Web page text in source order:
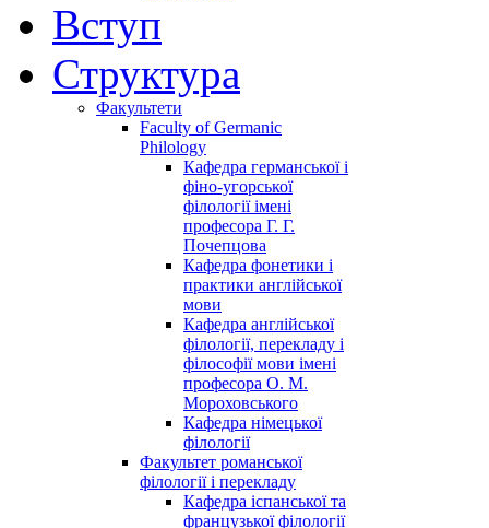
Вступ
Структура
Факультети
Faculty of Germanic
Philology
Кафедра германської і
фіно-угорської
філології імені
професора Г. Г.
Почепцова
Кафедра фонетики і
практики англійської
мови
Кафедра англійської
філології, перекладу і
філософії мови імені
професора О. М.
Мороховського
Кафедра німецької
філології
Факультет романської
філології і перекладу
Кафедра іспанської та
французької філології